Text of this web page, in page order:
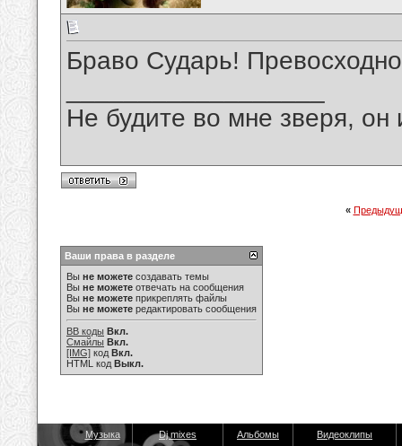
Браво Сударь!
Не будите во мне зверя, он
«
Ваши права в разделе
Вы не можете создавать темы
Вы не можете отвечать на сообщения
Вы не можете прикреплять файлы
Вы не можете редактировать сообщения
BB коды Вкл.
Смайлы Вкл.
[IMG] код Вкл.
HTML код Выкл.
Музыка Dj mixes Альбомы Видеоклипы